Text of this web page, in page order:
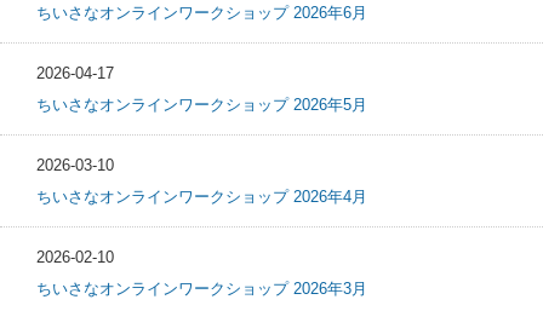
ちいさなオンラインワークショップ 2026年6月
2026-04-17
ちいさなオンラインワークショップ 2026年5月
2026-03-10
ちいさなオンラインワークショップ 2026年4月
2026-02-10
ちいさなオンラインワークショップ 2026年3月